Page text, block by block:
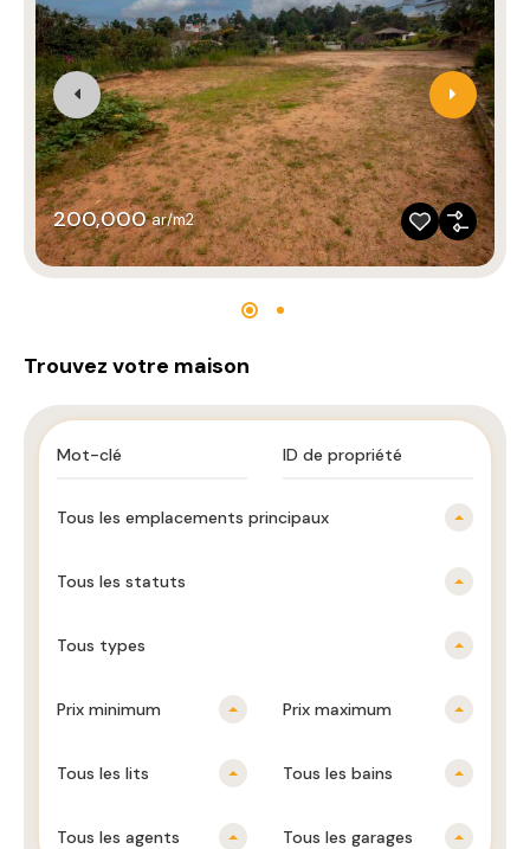
200,000 ar/m2
Trouvez votre maison
Tous les emplacements principaux
Tous les statuts
Tous types
Prix ​​minimum Prix ​​maximum
Tous les lits Tous les bains
Tous les agents Tous les garages